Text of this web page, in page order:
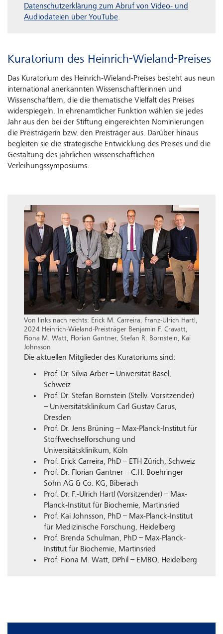
Datenschutzerklärung zum Abruf von Video- und
Audiodateien über YouTube.
Kuratorium des Heinrich-Wieland-Preises
Das Kuratorium des Heinrich-Wieland-Preises besteht aus neun
international anerkannten Wissenschaftlerinnen und
Wissenschaftlern, die die thematische Vielfalt des Preises
widerspiegeln. In ehrenamtlicher Funktion wählen sie jedes
Jahr aus den bei der Stiftung eingereichten Nominierungen
die Preisträgerin bzw. den Preisträger aus. Darüber hinaus
begleiten sie die strategische Entwicklung des Preises und die
Gestaltung des jährlichen wissenschaftlichen
Verleihungssymposiums.
Show larger version
Von links nach rechts: Erick M. Carreira, Franz-Ulrich Hartl,
2024 Heinrich-Wieland-Preisträger Benjamin F. Cravatt,
Fiona M. Watt, Florian Gantner, Stefan R. Bornstein, Kai
Johnsson
Die aktuellen Mitglieder des Kuratoriums sind:
Prof. Dr. Silvia Arber – Universität Basel,
Schweiz
Prof. Dr. Stefan Bornstein (Stellv. Vorsitzender)
– Universitätsklinikum Carl Gustav Carus,
Dresden
Prof. Dr. Jens Brüning – Max-Planck-Institut für
Stoffwechselforschung und
Universitätsklinikum, Köln
Prof. Erick Carreira, PhD – ETH Zürich, Schweiz
Prof. Dr. Florian Gantner – C.H. Boehringer
Sohn AG & Co. KG, Biberach
Prof. Dr. F.-Ulrich Hartl (Vorsitzender) – Max-
Planck-Institut für Biochemie, Martinsried
Prof. Kai Johnsson, PhD – Max-Planck-Institut
für Medizinische Forschung, Heidelberg
Prof. Brenda Schulman, PhD – Max-Planck-
Institut für Biochemie, Martinsried
Prof. Fiona M. Watt, DPhil – EMBO, Heidelberg